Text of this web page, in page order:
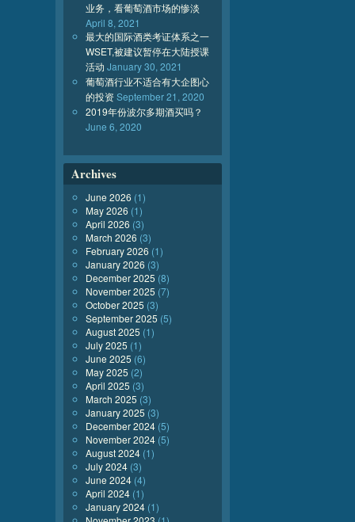
业务，看葡萄酒市场的惨淡
April 8, 2021
最大的国际酒类考证体系之一
WSET,被建议暂停在大陆授课
活动 January 30, 2021
葡萄酒行业不适合有大企图心
的投资September 21, 2020
2019年份波尔多期酒买吗？
June 6, 2020
Archives
June 2026 (1)
May 2026 (1)
April 2026 (3)
March 2026 (3)
February 2026 (1)
January 2026 (3)
December 2025 (8)
November 2025 (7)
October 2025 (3)
September 2025 (5)
August 2025 (1)
July 2025 (1)
June 2025 (6)
May 2025 (2)
April 2025 (3)
March 2025 (3)
January 2025 (3)
December 2024 (5)
November 2024 (5)
August 2024 (1)
July 2024 (3)
June 2024 (4)
April 2024 (1)
January 2024 (1)